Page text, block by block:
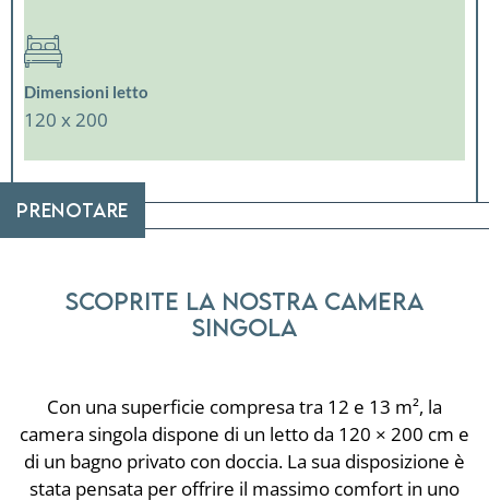
Dimensioni letto
120 x 200
PRENOTARE
Scoprite la nostra camera
singola
Con una superficie compresa tra 12 e 13 m², la
camera singola dispone di un letto da 120 × 200 cm e
di un bagno privato con doccia. La sua disposizione è
stata pensata per offrire il massimo comfort in uno